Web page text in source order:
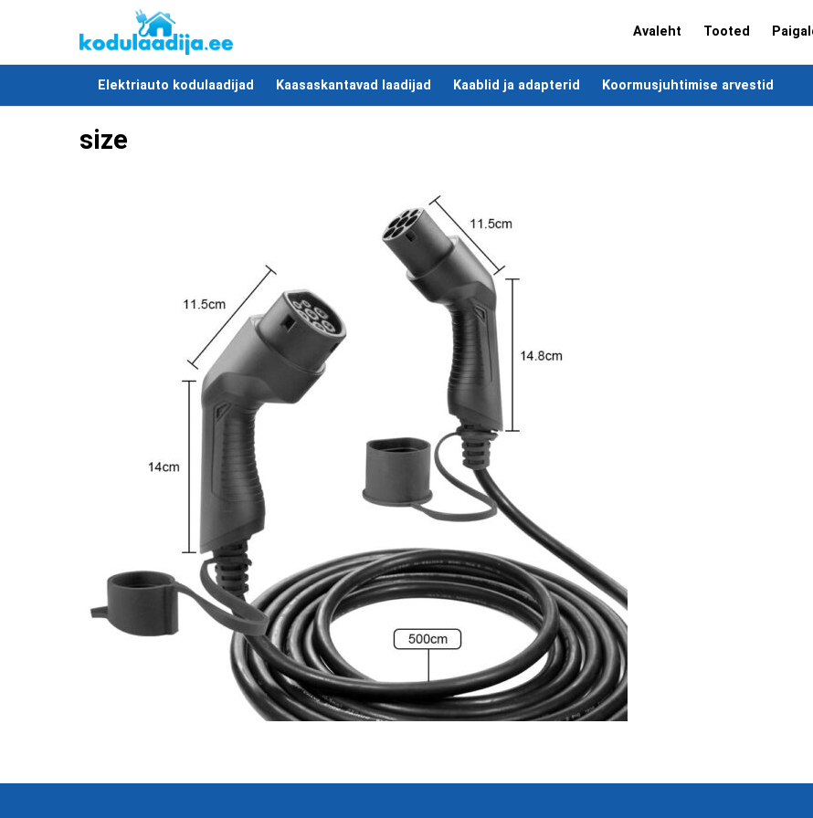
Avaleht Tooted
Elektriauto kodulaadijad Kaasaskantavad laadijad Kaablid ja adapterid Koormusjuhtimise arvestid
size